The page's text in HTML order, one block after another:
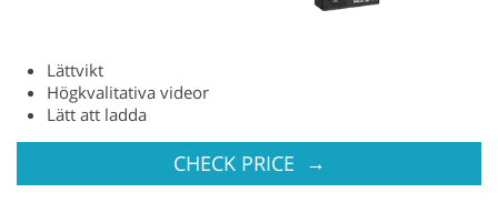
Lättvikt
Högkvalitativa videor
Lätt att ladda
CHECK PRICE →